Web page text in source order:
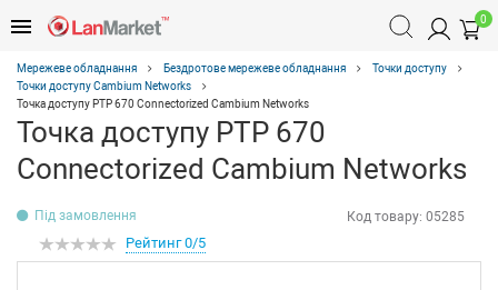
0
Мережеве обладнання Бездротове мережеве обладнання
Точки доступу
Точки доступу Cambium Networks
Точка доступу PTP 670 Connectorized Cambium Networks
Точка доступу PTP 670
Connectorized Cambium Networks
Під замовлення Код товару: 05285
Рейтинг 0/5